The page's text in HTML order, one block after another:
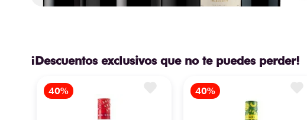
¡Descuentos exclusivos que no te puedes perder!